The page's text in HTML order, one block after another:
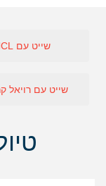
שייט עם NCL
שייט עם רויאל